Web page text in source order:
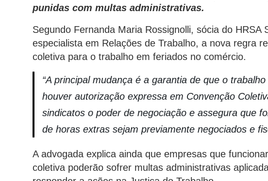
punidas com multas administrativas.
Segundo Fernanda Maria Rossignolli, sócia do HRSA
especialista em Relações de Trabalho, a nova regra
coletiva para o trabalho em feriados no comércio.
“A principal mudança é a garantia de que o
houver autorização expressa em Convenção
sindicatos o poder de negociação e assegura que
de horas extras sejam previamente negociados e
A advogada explica ainda que empresas que
coletiva poderão sofrer multas administrativas